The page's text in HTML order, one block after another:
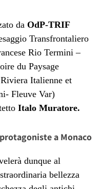
da OdP-TRIF
Transfrontaliero
Rio Termini –
du Paysage
Italienne et
Fleuve Var)
Italo Muratore.
a Monaco
dunque al
bellezza